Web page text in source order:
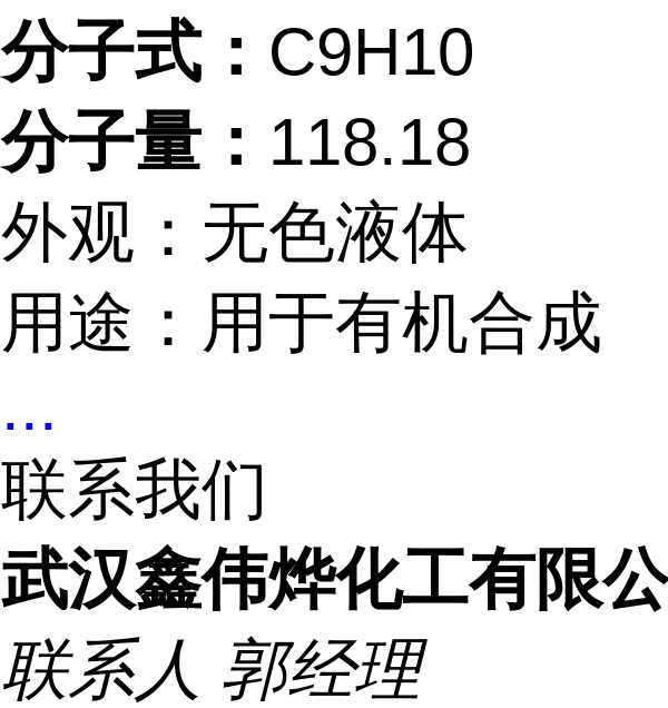
分子式： C9H10
分子量： 118.18
外观：无色液体
用途：用于有机合成
...
联系我们
武汉鑫伟烨化工有限
联系人 郭经理